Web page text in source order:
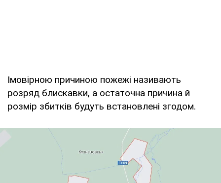
Імовірною причиною пожежі називають
розряд блискавки, а остаточна причина й
розмір збитків будуть встановлені згодом.